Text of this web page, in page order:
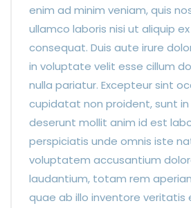
enim ad minim veniam, quis
ullamco laboris nisi ut aliquip
consequat. Duis aute irure
in voluptate velit esse cillum
nulla pariatur. Excepteur sint
cupidatat non proident, sunt
deserunt mollit anim id est
perspiciatis unde omnis iste
voluptatem accusantium
laudantium, totam rem
quae ab illo inventore veritatis